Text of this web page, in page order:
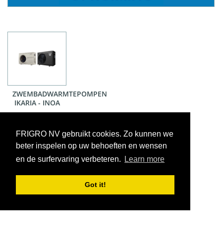
FRIGRO NV gebruikt cookies. Zo kunnen we
beter inspelen op uw behoeften en wensen
en de surfervaring verbeteren.
Learn more
Got it!
ZWEMBADWARMTEPOMPEN
IKARIA - INOA